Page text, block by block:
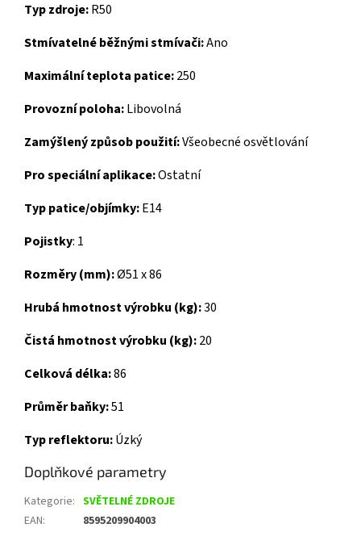
Typ zdroje:R50
Stmívatelné běžnými stmívači:Ano
Maximální teplota patice:250
Provozní poloha:Libovolná
Zamýšlený způsob použití:Všeobecné osvětlování
Pro speciální aplikace:Ostatní
Typ patice/objímky:E14
Pojistky: 1
Rozměry (mm):Ø51 x 86
Hrubá hmotnost výrobku (kg):30
Čistá hmotnost výrobku (kg):20
Celková délka:86
Průměr baňky:51
Typ reflektoru:Úzký
Doplňkové parametry
Kategorie: SVĚTELNÉ ZDROJE
EAN: 8595209904003